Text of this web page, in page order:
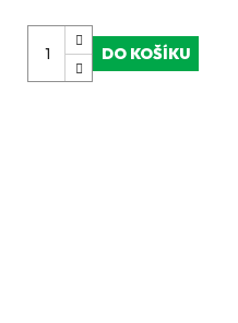
DO KOŠÍKU